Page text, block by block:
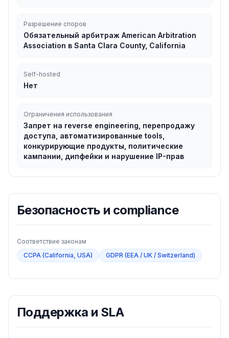
Разрешение споров
Обязательный арбитраж American Arbitration
Association в Santa Clara County, California
Self-hosted
Нет
Ограничения использования
Запрет на reverse engineering, перепродажу
доступа, автоматизированные tools,
конкурирующие продукты, политические
кампании, дипфейки и нарушение IP-прав
Безопасность и compliance
Соответствие законам
CCPA (California, USA)
GDPR (EEA / UK / Switzerland)
Поддержка и SLA